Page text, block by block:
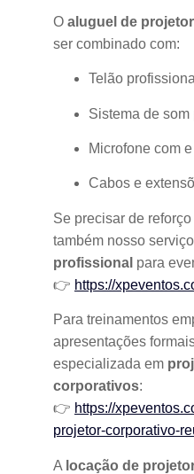
O aluguel de
ser combinado com:
Telão profissional
Sistema de
Microfone com
Cabos e
Se precisar de
também nosso
profissional para
👉 https://
Para treinamentos
apresentações
especializada em
corporativos:
👉 https://
projetor-corporativo-
A locação de